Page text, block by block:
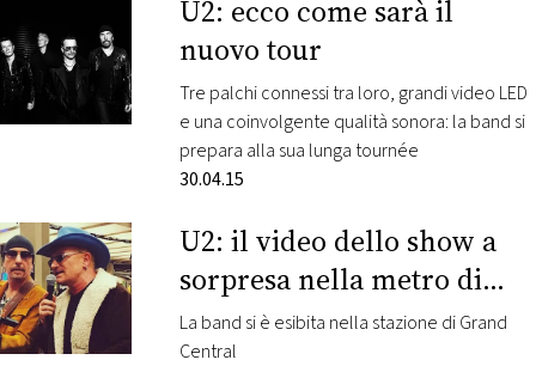
U2: ecco come sarà il
nuovo tour
Tre palchi connessi tra loro, grandi video LED
e una coinvolgente qualità sonora: la band si
prepara alla sua lunga tournée
30.04.15
U2: il video dello show a
sorpresa nella metro di
New York
La band si è esibita nella stazione di Grand
Central